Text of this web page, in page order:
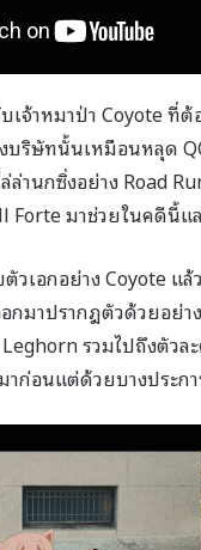
เจ้าหมาป่า Coyote ที่
บริษัทนั้นเหมือนหลุด
ล่ล่านกซิ่งอย่าง Road
มาช่วยในคดีนี้แ
เอกอย่าง Coyote แล้
กมาปรากฎตัวด้วยอย่
รวมไปถึงตั
ก่อนแต่ด้วยบางประก